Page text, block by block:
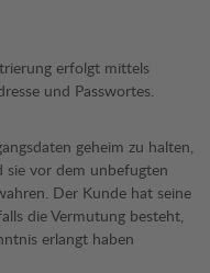
erfolgt mittels
und Passwortes.
geheim zu halten,
sie vor dem unbefugten
Der Kunde hat seine
die Vermutung besteht,
erlangt haben